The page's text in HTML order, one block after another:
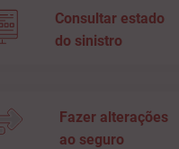
Consultar estado
do sinistro
Fazer alterações
ao seguro